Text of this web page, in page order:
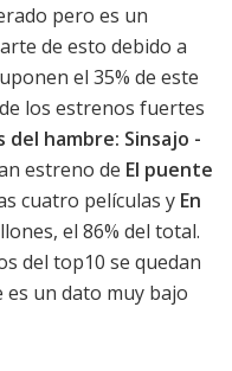
pero es un
de esto debido a
el 35% de este
los estrenos fuertes
del hambre: Sinsajo -
estreno de El puente
cuatro películas y En
el 86% del total.
del top10 se quedan
es un dato muy bajo